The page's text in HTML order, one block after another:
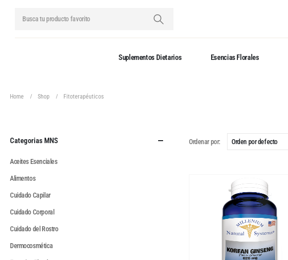
Suplementos Dietarios Esencias Florales
Home Shop Fitoterapéuticos
Ordenar por:
Categorias MNS
Aceites Esenciales
Alimentos
Cuidado Capilar
Cuidado Corporal
Cuidado del Rostro
Dermocosmética